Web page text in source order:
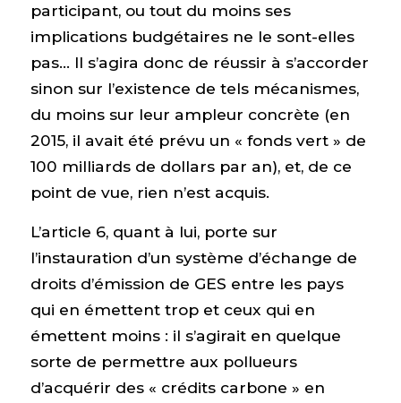
participant, ou tout du moins ses
implications budgétaires ne le sont-elles
pas… Il s’agira donc de réussir à s’accorder
sinon sur l’existence de tels mécanismes,
du moins sur leur ampleur concrète (en
2015, il avait été prévu un « fonds vert » de
100 milliards de dollars par an), et, de ce
point de vue, rien n’est acquis.
L’article 6, quant à lui, porte sur
l’instauration d’un système d’échange de
droits d’émission de GES entre les pays
qui en émettent trop et ceux qui en
émettent moins : il s’agirait en quelque
sorte de permettre aux pollueurs
d’acquérir des « crédits carbone » en